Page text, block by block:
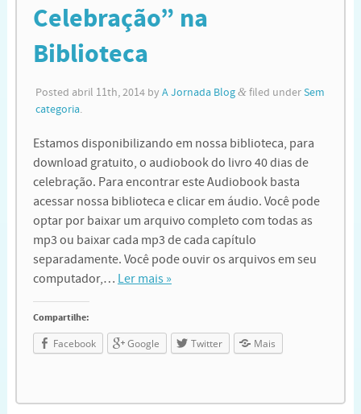
Celebração” na
Biblioteca
Posted abril 11th, 2014by A Jornada Blog &filed underSem
categoria.
Estamos disponibilizando em nossa biblioteca, para
download gratuito, o audiobook do livro 40 dias de
celebração. Para encontrar este Audiobook basta
acessar nossa biblioteca e clicar em áudio. Você pode
optar por baixar um arquivo completo com todas as
mp3 ou baixar cada mp3 de cada capítulo
separadamente. Você pode ouvir os arquivos em seu
computador,… Ler mais »
Compartilhe:
Facebook Google Twitter Mais